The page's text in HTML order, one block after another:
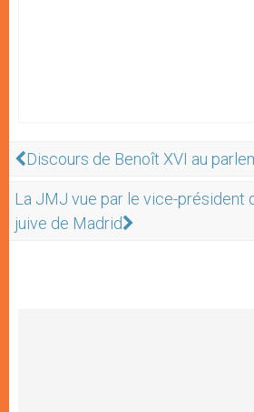
Discours de Benoît XVI au
La JMJ vue par le vice-président
juive de Madrid